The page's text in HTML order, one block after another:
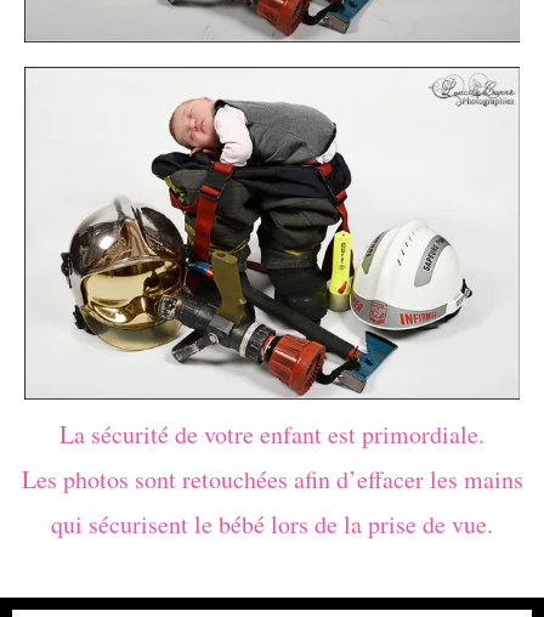
La sécurité de votre enfant est primordiale.
Les photos sont retouchées afin d’effacer les mains
qui sécurisent le bébé lors de la prise de vue.